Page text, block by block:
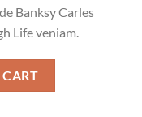
Banksy Carles
Life veniam.